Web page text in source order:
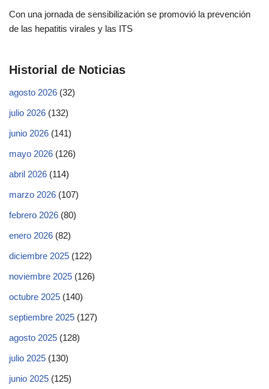
Con una jornada de sensibilización se promovió la prevención
de las hepatitis virales y las ITS
Historial de Noticias
agosto 2026 (32)
julio 2026 (132)
junio 2026 (141)
mayo 2026 (126)
abril 2026 (114)
marzo 2026 (107)
febrero 2026 (80)
enero 2026 (82)
diciembre 2025 (122)
noviembre 2025 (126)
octubre 2025 (140)
septiembre 2025 (127)
agosto 2025 (128)
julio 2025 (130)
junio 2025 (125)